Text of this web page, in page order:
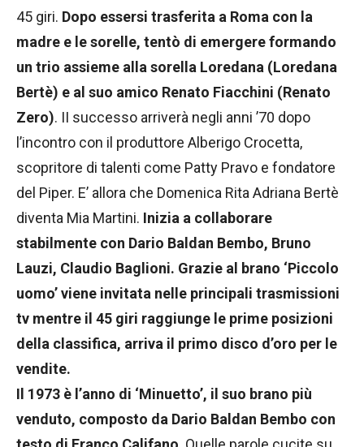
45 giri. Dopo essersi trasferita a Roma con la
madre e le sorelle, tentò di emergere formando
un trio assieme alla sorella Loredana (Loredana
Bertè) e al suo amico Renato Fiacchini (Renato
Zero). II successo arriverà negli anni ’70 dopo
l’incontro con il produttore Alberigo Crocetta,
scopritore di talenti come Patty Pravo e fondatore
del Piper. E’ allora che Domenica Rita Adriana​ Bertè
diventa Mia Martini. Inizia a collaborare
stabilmente con Dario Baldan Bembo, Bruno
Lauzi, Claudio Baglioni. Grazie al brano ‘Piccolo
uomo’ viene invitata nelle principali trasmissioni
tv mentre il 45 giri raggiunge le prime posizioni
della classifica, arriva il primo disco d’oro per le
vendite.
Il 1973 è l’anno di ‘Minuetto’, il suo brano più
venduto, composto da Dario Baldan Bembo con